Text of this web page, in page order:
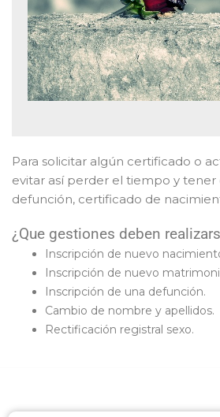
Para solicitar algún certificado o
evitar así perder el tiempo y
defunción, certificado de
¿Que gestiones deben
Inscripción de nuevo
Inscripción de nuevo
Inscripción de una defunción.
Cambio de nombre y apellidos.
Rectificación registral sexo.